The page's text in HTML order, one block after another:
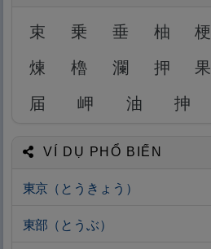
束
Nghĩa: Buộc, bó lại
乗 垂 柚 梗
Nghĩa: Cành cây. Cánh bèo,
煉 櫓 瀾 押 果
届
岬 油 抻
VÍ DỤ PHỔ BIẾN
東京（とうきょう）
東部（とうぶ）